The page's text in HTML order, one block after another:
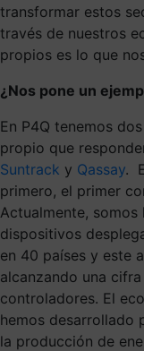
transformar estos
través de nuestros
propios es lo que
¿Nos pone un
En P4Q tenemos
propio que
Suntrack y Qassay.
primero, el primer
Actualmente,
dispositivos
en 40 países y este
alcanzando una
controladores. El
hemos desarrollado
la producción de